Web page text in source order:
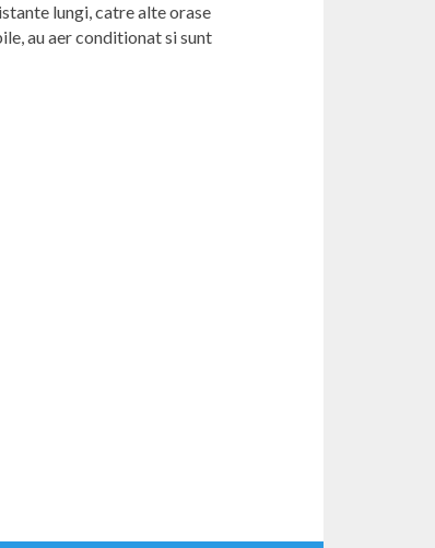
lungi, catre alte orase
au aer conditionat si sunt